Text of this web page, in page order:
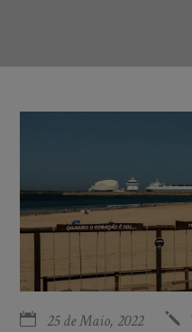
25 de Maio, 2022